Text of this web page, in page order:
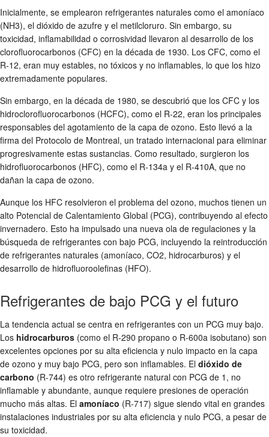
Inicialmente, se emplearon refrigerantes naturales como el amoníaco
(NH3), el dióxido de azufre y el metilcloruro. Sin embargo, su
toxicidad, inflamabilidad o corrosividad llevaron al desarrollo de los
clorofluorocarbonos (CFC) en la década de 1930. Los CFC, como el
R-12, eran muy estables, no tóxicos y no inflamables, lo que los hizo
extremadamente populares.
Sin embargo, en la década de 1980, se descubrió que los CFC y los
hidroclorofluorocarbonos (HCFC), como el R-22, eran los principales
responsables del agotamiento de la capa de ozono. Esto llevó a la
firma del Protocolo de Montreal, un tratado internacional para eliminar
progresivamente estas sustancias. Como resultado, surgieron los
hidrofluorocarbonos (HFC), como el R-134a y el R-410A, que no
dañan la capa de ozono.
Aunque los HFC resolvieron el problema del ozono, muchos tienen un
alto Potencial de Calentamiento Global (PCG), contribuyendo al efecto
invernadero. Esto ha impulsado una nueva ola de regulaciones y la
búsqueda de refrigerantes con bajo PCG, incluyendo la reintroducción
de refrigerantes naturales (amoníaco, CO2, hidrocarburos) y el
desarrollo de hidrofluoroolefinas (HFO).
Refrigerantes de bajo PCG y el futuro
La tendencia actual se centra en refrigerantes con un PCG muy bajo.
Los hidrocarburos (como el R-290 propano o R-600a isobutano) son
excelentes opciones por su alta eficiencia y nulo impacto en la capa
de ozono y muy bajo PCG, pero son inflamables. El dióxido de
carbono (R-744) es otro refrigerante natural con PCG de 1, no
inflamable y abundante, aunque requiere presiones de operación
mucho más altas. El amoníaco (R-717) sigue siendo vital en grandes
instalaciones industriales por su alta eficiencia y nulo PCG, a pesar de
su toxicidad.